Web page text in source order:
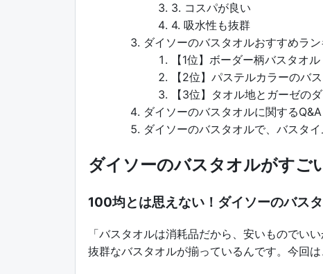
3. コスパが良い
4. 吸水性も抜群
ダイソーのバスタオルおすすめラン
【1位】ボーダー柄バスタオル
【2位】パステルカラーのバ
【3位】タオル地とガーゼの
ダイソーのバスタオルに関するQ&A
ダイソーのバスタオルで、バスタイ
ダイソーのバスタオルがす
100均とは思えない！ダイソーのバス
「バスタオルは消耗品だから、安いものでい
抜群なバスタオルが揃っているんです。今回